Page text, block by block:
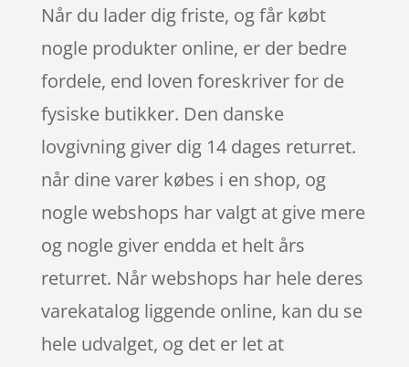
Når du lader dig friste, og får købt
nogle produkter online, er der bedre
fordele, end loven foreskriver for de
fysiske butikker. Den danske
lovgivning giver dig 14 dages returret.
når dine varer købes i en shop, og
nogle webshops har valgt at give mere
og nogle giver endda et helt års
returret. Når webshops har hele deres
varekatalog liggende online, kan du se
hele udvalget, og det er let at